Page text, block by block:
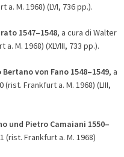
M. 1968) (LVI, 736 pp.).
1547–1548, a cura di Walter
M. 1968) (XLVIII, 733 pp.).
von Fano 1548–1549, a
Frankfurt a. M. 1968) (LIII,
und Pietro Camaiani 1550–
(rist. Frankfurt a. M. 1968)